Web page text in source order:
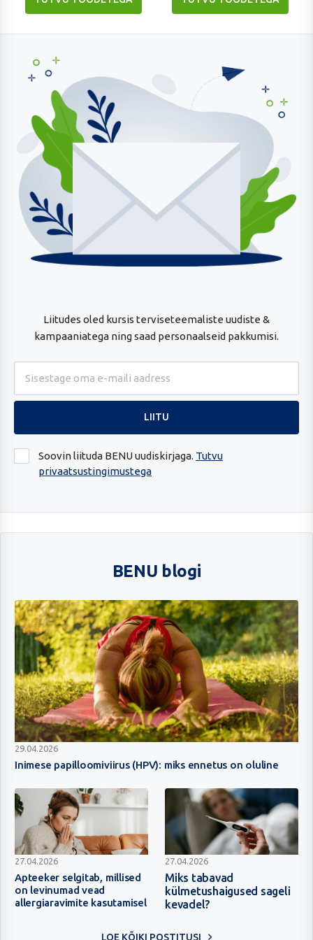
Liitudes oled kursis terviseteemaliste uudiste &
kampaaniatega ning saad personaalseid pakkumisi.
Soovin liituda BENU uudiskirjaga. Tutvu
privaatsustingimustega
BENU blogi
Inimese
papilloomiviirus
miks
ennetus
oluline
29.04.2026
Inimese papilloomiviirus (HPV): miks ennetus on oluline
Apteeker
selgitab,
millised
on
27.04.2026
Apteeker selgitab, millised
on levinumad vead
allergiaravimite kasutamisel
Miks
tabavad
külmetushaigused
sageli
27.04.2026
Miks tabavad
külmetushaigused sageli
kevadel?
LOE KÕIKI POSTITUSI